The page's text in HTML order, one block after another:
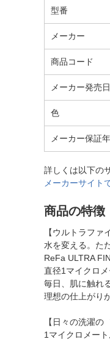
型番
メーカー
商品コード
メーカー発売日
色
メーカー保証
詳しくは以下の
メーカーサイト
商品の特徴
【ウルトラファ
水を変える。た
ReFa ULTRA
直径1マイクロ
毎日、肌に触れ
理想の仕上がり
【日々の洗濯の
1マイクロメー